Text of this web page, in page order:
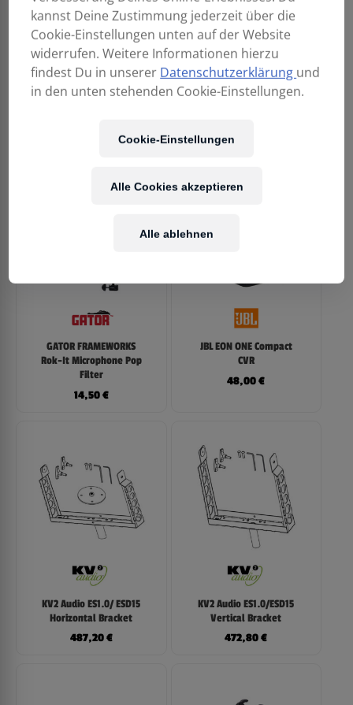
26,90
GATOR FRAMEWORKS
Rok-It Microphone Pop
Filter
14,50€
JBL EON ONE Compact
CVR
48,00€
KV2 Audio ES1.0/ ESD15
Horizontal Bracket
487,20€
KV2 Audio ES1.0/ESD15
Vertical Bracket
472,80€
kannst Deine Zustimmung jederzeit über die
Cookie-Einstellungen unten auf der Website
widerrufen. Weitere Informationen hierzu
findest Du in unserer Datenschutzerklärung und
in den unten stehenden Cookie-Einstellungen.
Cookie-Einstellungen
Alle ablehnen
Alle Cookies akzeptieren